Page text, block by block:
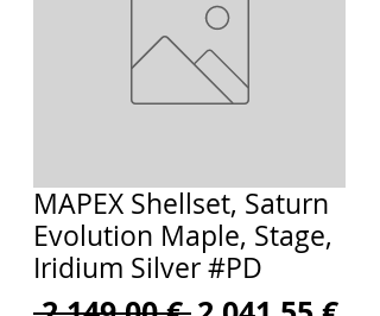
MAPEX Shellset, Saturn
Evolution Maple, Stage,
Iridium Silver #PD